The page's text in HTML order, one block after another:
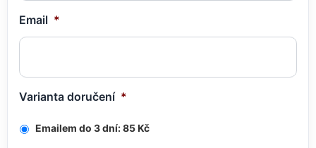
Email *
Varianta doručení *
Emailem do 3 dní: 85 Kč